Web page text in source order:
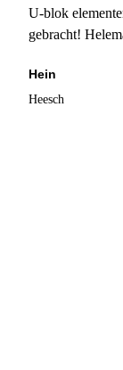
U-blok
gebracht!
Hein
Heesch